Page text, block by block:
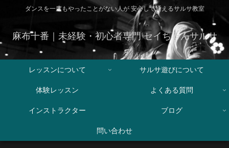
ダンスを一度もやったことがない人が 安心して通えるサルサ教室
麻布十番｜未経験・初心者専門 セイちゃんサルサ
レッスンについて サルサ遊びについて
体験レッスン よくある質問
インストラクター ブログ
問い合わせ